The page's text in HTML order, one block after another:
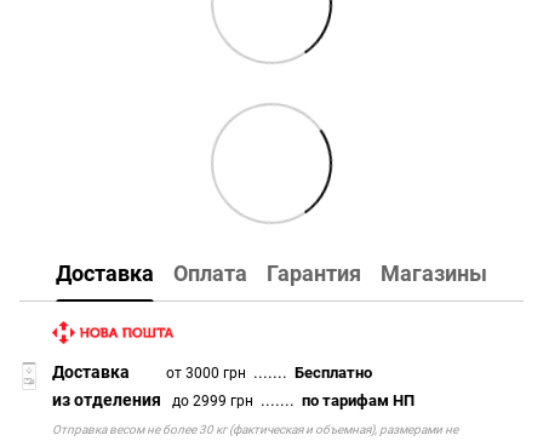
Доставка Оплата Гарантия Магазины
Доставка от 3000 грн .......Бесплатно
из отделения до 2999 грн .......по тарифам НП
Отправка весом не более 30 кг (фактическая и объемная), размерами не